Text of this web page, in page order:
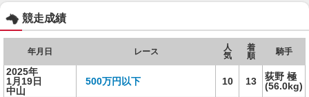
競走成績
年月日 レース
人
気
着
順
騎手
2025年
1月19日
中山
500万円以下 10 13
荻野 極
(56.0kg)